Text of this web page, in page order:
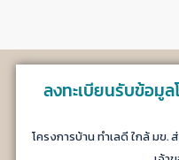
ลงทะเบียนรับข้อมูล
โครงการบ้าน ทำเลดี ใกล้ มข